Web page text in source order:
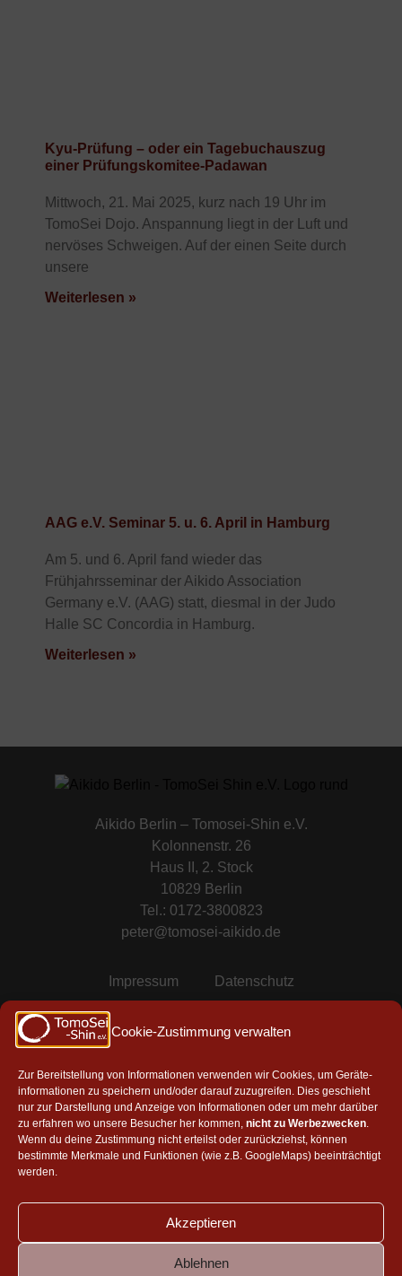
Cookie-Zustimmung verwalten
Zur Bereitstellung von Informationen verwenden wir Cookies, um Geräte-
informationen zu speichern und/oder darauf zuzugreifen. Dies geschieht
nur zur Darstellung und Anzeige von Informationen oder um mehr darüber
zu erfahren wo unsere Besucher her kommen, nicht zu Werbezwecken.
Wenn du deine Zustimmung nicht erteilst oder zurückziehst, können
bestimmte Merkmale und Funktionen (wie z.B. GoogleMaps) beeinträchtigt
werden.
Akzeptieren
Ablehnen
Kyu-Prüfung – oder ein Tagebuchauszug
einer Prüfungskomitee-Padawan
Mittwoch, 21. Mai 2025, kurz nach 19 Uhr im
TomoSei Dojo. Anspannung liegt in der Luft und
nervöses Schweigen. Auf der einen Seite durch
unsere
Weiterlesen »
AAG e.V. Seminar 5. u. 6. April in Hamburg
Am 5. und 6. April fand wieder das
Frühjahrsseminar der Aikido Association
Germany e.V. (AAG) statt, diesmal in der Judo
Halle SC Concordia in Hamburg.
Weiterlesen »
Aikido Berlin – Tomosei-Shin e.V.
Kolonnenstr. 26
Haus II, 2. Stock
10829 Berlin
Tel.: 0172-3800823
peter@tomosei-aikido.de
Impressum Datenschutz
Mitgliedschaften & Partner
Mitglied in der AAG e.V.